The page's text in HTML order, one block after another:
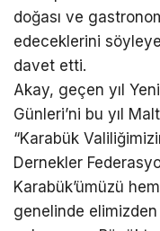
doğası ve
edeceklerini
davet etti.
Akay, geçen yıl
Günleri’ni bu yıl
“Karabük
Dernekler
Karabük’ümüzü
genelinde